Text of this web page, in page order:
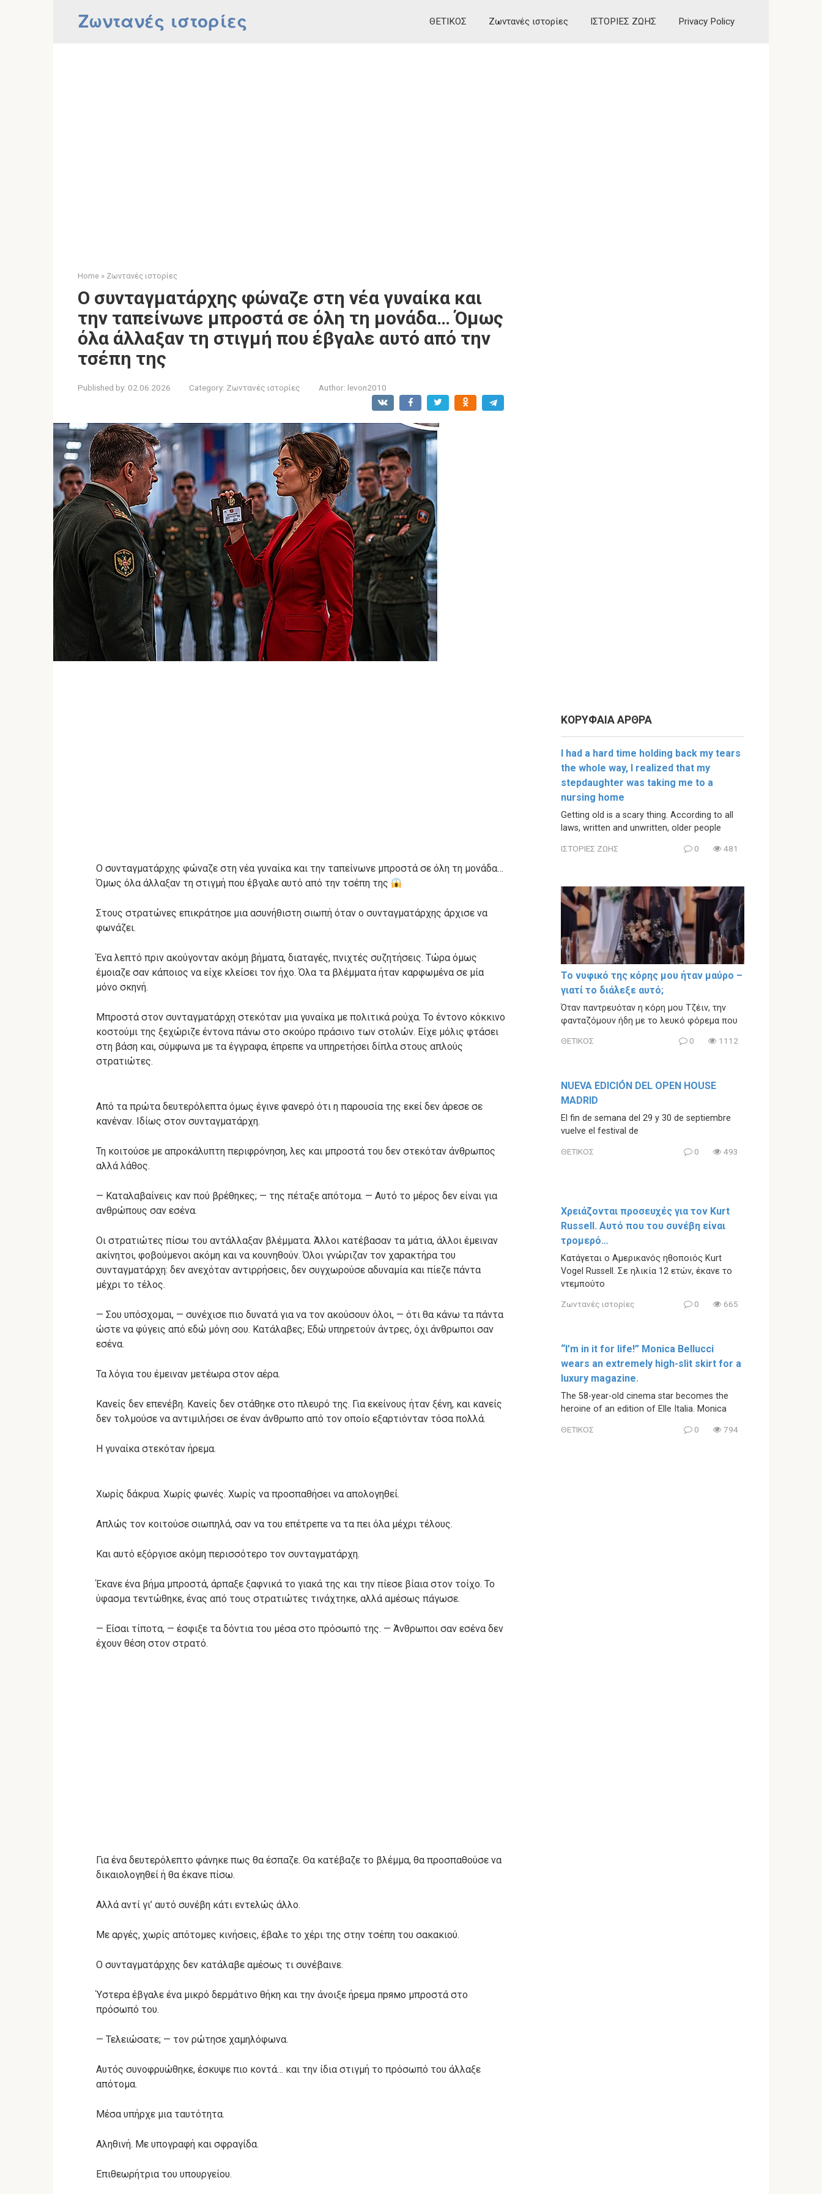
Ζωντανές ιστορίες ΘΕΤΙΚΟΣ Ζωντανές ιστορίες ΙΣΤΟΡΙΕΣ ΖΩΗΣ Privacy Policy
Home » Ζωντανές ιστορίες
Ο συνταγματάρχης φώναζε στη νέα γυναίκα και
την ταπείνωνε μπροστά σε όλη τη μονάδα… Όμως
όλα άλλαξαν τη στιγμή που έβγαλε αυτό από την
τσέπη της
Published by: 02.06.2026 Category: Ζωντανές ιστορίες Author: levon2010
Ο συνταγματάρχης φώναζε στη νέα γυναίκα και την ταπείνωνε μπροστά σε όλη τη μονάδα…
Όμως όλα άλλαξαν τη στιγμή που έβγαλε αυτό από την τσέπη της
Στους στρατώνες επικράτησε μια ασυνήθιστη σιωπή όταν ο συνταγματάρχης άρχισε να
φωνάζει.
Ένα λεπτό πριν ακούγονταν ακόμη βήματα, διαταγές, πνιχτές συζητήσεις. Τώρα όμως
έμοιαζε σαν κάποιος να είχε κλείσει τον ήχο. Όλα τα βλέμματα ήταν καρφωμένα σε μία
μόνο σκηνή.
Μπροστά στον συνταγματάρχη στεκόταν μια γυναίκα με πολιτικά ρούχα. Το έντονο κόκκινο
κοστούμι της ξεχώριζε έντονα πάνω στο σκούρο πράσινο των στολών. Είχε μόλις φτάσει
στη βάση και, σύμφωνα με τα έγγραφα, έπρεπε να υπηρετήσει δίπλα στους απλούς
στρατιώτες.
Από τα πρώτα δευτερόλεπτα όμως έγινε φανερό ότι η παρουσία της εκεί δεν άρεσε σε
κανέναν. Ιδίως στον συνταγματάρχη.
Τη κοιτούσε με απροκάλυπτη περιφρόνηση, λες και μπροστά του δεν στεκόταν άνθρωπος
αλλά λάθος.
— Καταλαβαίνεις καν πού βρέθηκες; — της πέταξε απότομα. — Αυτό το μέρος δεν είναι για
ανθρώπους σαν εσένα.
Οι στρατιώτες πίσω του αντάλλαξαν βλέμματα. Άλλοι κατέβασαν τα μάτια, άλλοι έμειναν
ακίνητοι, φοβούμενοι ακόμη και να κουνηθούν. Όλοι γνώριζαν τον χαρακτήρα του
συνταγματάρχη: δεν ανεχόταν αντιρρήσεις, δεν συγχωρούσε αδυναμία και πίεζε πάντα
μέχρι το τέλος.
— Σου υπόσχομαι, — συνέχισε πιο δυνατά για να τον ακούσουν όλοι, — ότι θα κάνω τα πάντα
ώστε να φύγεις από εδώ μόνη σου. Κατάλαβες; Εδώ υπηρετούν άντρες, όχι άνθρωποι σαν
εσένα.
Τα λόγια του έμειναν μετέωρα στον αέρα.
Κανείς δεν επενέβη. Κανείς δεν στάθηκε στο πλευρό της. Για εκείνους ήταν ξένη, και κανείς
δεν τολμούσε να αντιμιλήσει σε έναν άνθρωπο από τον οποίο εξαρτιόνταν τόσα πολλά.
Η γυναίκα στεκόταν ήρεμα.
Χωρίς δάκρυα. Χωρίς φωνές. Χωρίς να προσπαθήσει να απολογηθεί.
Απλώς τον κοιτούσε σιωπηλά, σαν να του επέτρεπε να τα πει όλα μέχρι τέλους.
Και αυτό εξόργισε ακόμη περισσότερο τον συνταγματάρχη.
Έκανε ένα βήμα μπροστά, άρπαξε ξαφνικά το γιακά της και την πίεσε βίαια στον τοίχο. Το
ύφασμα τεντώθηκε, ένας από τους στρατιώτες τινάχτηκε, αλλά αμέσως πάγωσε.
— Είσαι τίποτα, — έσφιξε τα δόντια του μέσα στο πρόσωπό της. — Άνθρωποι σαν εσένα δεν
έχουν θέση στον στρατό.
Για ένα δευτερόλεπτο φάνηκε πως θα έσπαζε. Θα κατέβαζε το βλέμμα, θα προσπαθούσε να
δικαιολογηθεί ή θα έκανε πίσω.
Αλλά αντί γι’ αυτό συνέβη κάτι εντελώς άλλο.
Με αργές, χωρίς απότομες κινήσεις, έβαλε το χέρι της στην τσέπη του σακακιού.
Ο συνταγματάρχης δεν κατάλαβε αμέσως τι συνέβαινε.
Ύστερα έβγαλε ένα μικρό δερμάτινο θήκη και την άνοιξε ήρεμα прямо μπροστά στο
πρόσωπό του.
— Τελειώσατε; — τον ρώτησε χαμηλόφωνα.
Αυτός συνοφρυώθηκε, έσκυψε πιο κοντά… και την ίδια στιγμή το πρόσωπό του άλλαξε
απότομα.
Μέσα υπήρχε μια ταυτότητα.
Αληθινή. Με υπογραφή και σφραγίδα.
Επιθεωρήτρια του υπουργείου.
ΚΟΡΥΦΑΙΑ ΑΡΘΡΑ
I had a hard time holding back my tears
the whole way, I realized that my
stepdaughter was taking me to a
nursing home
Getting old is a scary thing. According to all
laws, written and unwritten, older people
ΙΣΤΟΡΙΕΣ ΖΩΗΣ 0 481
Το νυφικό της κόρης μου ήταν μαύρο –
γιατί το διάλεξε αυτό;
Όταν παντρευόταν η κόρη μου Τζέιν, την
φανταζόμουν ήδη με το λευκό φόρεμα που
ΘΕΤΙΚΟΣ 0 1112
NUEVA EDICIÓN DEL OPEN HOUSE
MADRID
El fin de semana del 29 y 30 de septiembre
vuelve el festival de
ΘΕΤΙΚΟΣ 0 493
Χρειάζονται προσευχές για τον Kurt
Russell. Αυτό που του συνέβη είναι
τρομερό…
Κατάγεται ο Αμερικανός ηθοποιός Kurt
Vogel Russell. Σε ηλικία 12 ετών, έκανε το
ντεμπούτο
Ζωντανές ιστορίες 0 665
“I’m in it for life!” Monica Bellucci
wears an extremely high-slit skirt for a
luxury magazine.
The 58-year-old cinema star becomes the
heroine of an edition of Elle Italia. Monica
ΘΕΤΙΚΟΣ 0 794